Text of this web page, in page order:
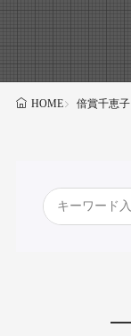
HOME 倍賞千恵子